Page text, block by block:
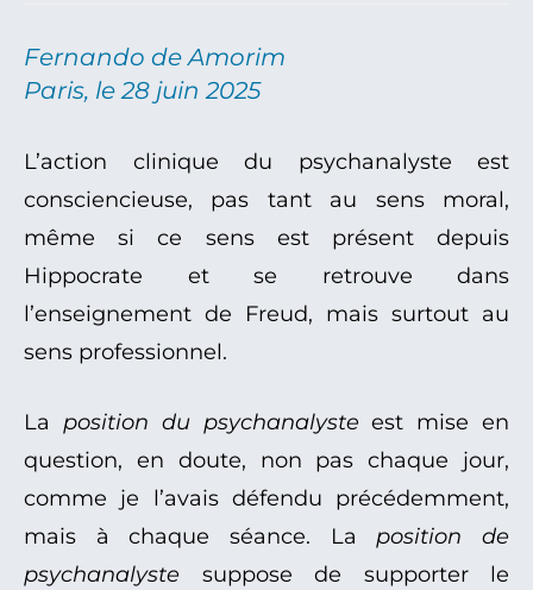
Fernando de Amorim
Paris, le 28 juin 2025
L’action clinique du psychanalyste est
consciencieuse, pas tant au sens moral,
même si ce sens est présent depuis
Hippocrate et se retrouve dans
l’enseignement de Freud, mais surtout au
sens professionnel.
La position du psychanalyste est mise en
question, en doute, non pas chaque jour,
comme je l’avais défendu précédemment,
mais à chaque séance. Laposition de
psychanalyste suppose de supporter le